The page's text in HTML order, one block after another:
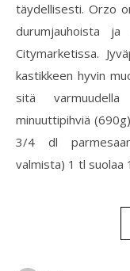
täydellisesti. Orzo
durumjauhoista
Citymarketissa.
kastikkeen hyvin
sitä
minuuttipihviä
3/4 dl
valmista) 1 tl